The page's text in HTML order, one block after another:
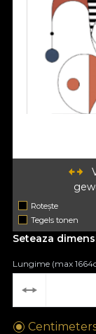
Rotește
Tegels tonen
Seteaza
Lungime (max